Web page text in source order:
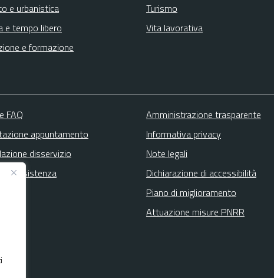
e urbanistica
e tempo libero
e formazione
Turismo
Vita lavorativa
FAQ
appuntamento
disservizio
assistenza
Amministrazione trasparente
Informativa privacy
Note legali
Dichiarazione di accessibilità
Piano di miglioramento
Attuazione misure PNRR